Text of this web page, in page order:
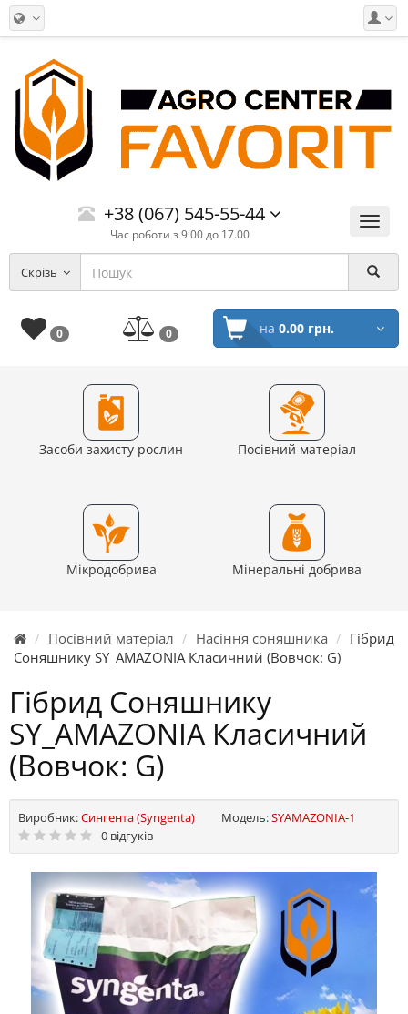
Меню
+38 (067) 545-55-44
Час роботи з 9.00 до 17.00
Скрізь
0 0 на 0.00 грн.
Засоби захисту рослин Посівний матеріал
Мікродобрива Мінеральні добрива
Посівний матеріал Насіння соняшника
Гібрид
Соняшнику SY_AMAZONIA Класичний (Вовчок: G)
Гібрид Соняшнику
SY_AMAZONIA Класичний
(Вовчок: G)
Виробник:Сингента (Syngenta) Модель:SYAMAZONIA-1
0 відгуків